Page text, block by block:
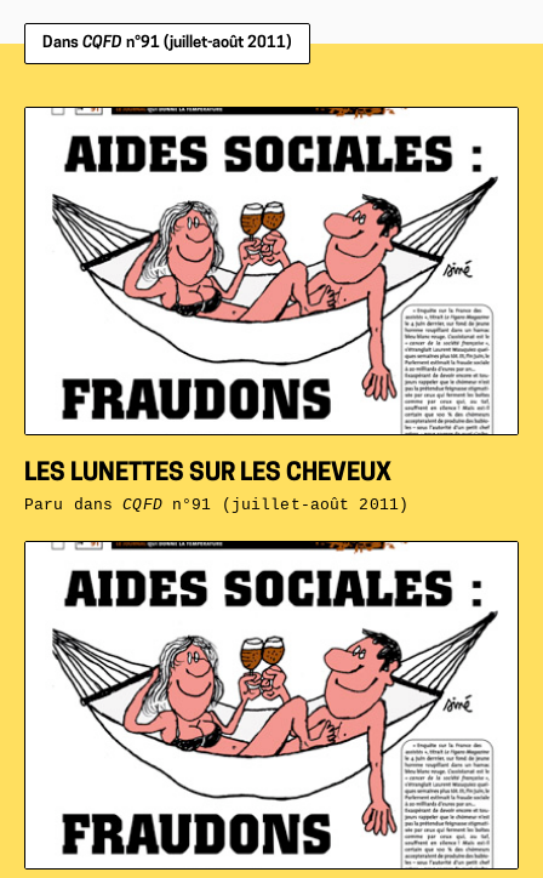
Dans CQFD n°91 (juillet-août 2011)
LES LUNETTES SUR LES CHEVEUX
Paru dansCQFDn°91 (juillet-août 2011)